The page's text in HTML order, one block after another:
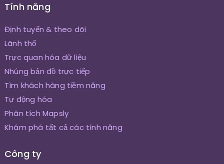
Tính năng
Định tuyến & theo dõi
Lãnh thổ
Trực quan hóa dữ liệu
Nhúng bản đồ trực tiếp
Tìm khách hàng tiềm năng
Tự động hóa
Phân tích Mapsly
Khám phá tất cả các tính năng
Công ty